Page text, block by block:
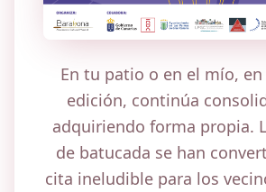
En tu patio o en el mío,
edición, continúa
adquiriendo forma propia.
de batucada se han
cita ineludible para los